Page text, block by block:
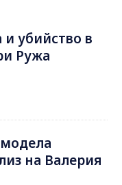
и убийство в
Ружа
на Валерия